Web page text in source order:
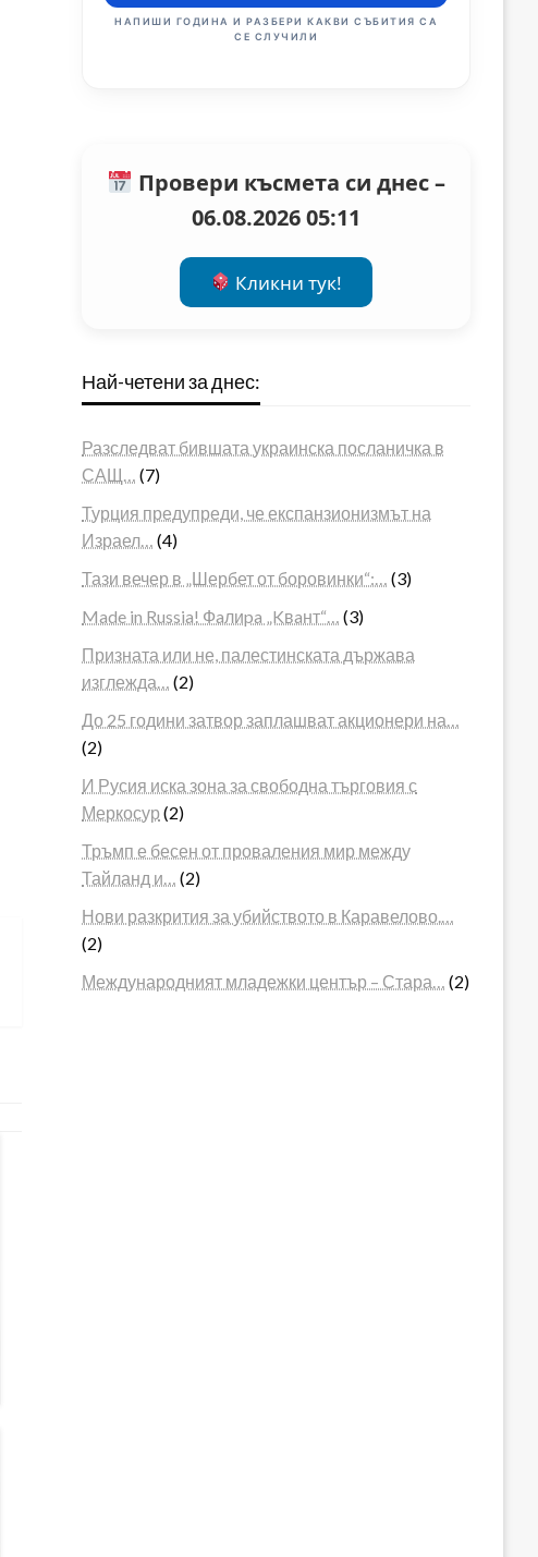
НАПИШИ ГОДИНА И РАЗБЕРИ КАКВИ СЪБИТИЯ СА
СЕ СЛУЧИЛИ
Провери късмета си днес –
06.08.2026 05:11
Кликни тук!
Най-четени за днес:
Разследват бившата украинска посланичка в
САЩ…
(7)
Турция предупреди, че експанзионизмът на
Израел…
(4)
Тази вечер в „Шербет от боровинки“:…
(3)
Made in Russia! Фaлиpa „Kвaнт“…
(3)
Призната или не, палестинската държава
изглежда…
(2)
До 25 години затвор заплашват акционери на…
(2)
И Русия иска зона за свободна търговия с
Меркосур (2)
Тръмп е бесен от проваления мир между
Тайланд и…
(2)
Нови разкрития за убийството в Каравелово.…
(2)
Международният младежки център – Стара…
(2)